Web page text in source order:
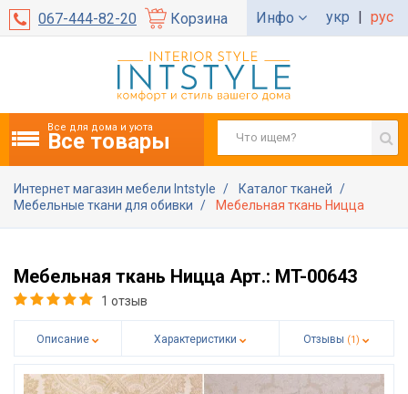
067-444-82-20 Корзина Инфо укр | рус
Все для дома и уюта
Все товары
Интернет магазин мебели Intstyle
Каталог тканей
Мебельные ткани для обивки
Мебельная ткань Ницца
Мебельная ткань Ницца Арт.: MT-00643
1 отзыв
Описание Характеристики Отзывы (1)